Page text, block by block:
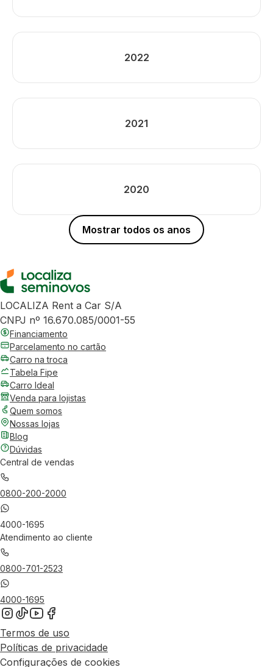
2022
2021
2020
Mostrar todos os anos
LOCALIZA Rent a Car S/A
CNPJ nº 16.670.085/0001-55
Financiamento
Parcelamento no cartão
Carro na troca
Tabela Fipe
Carro Ideal
Venda para lojistas
Quem somos
Nossas lojas
Blog
Dúvidas
Central de vendas
0800-200-2000
4000-1695
Atendimento ao cliente
0800-701-2523
4000-1695
Termos de uso
Políticas de privacidade
Configurações de cookies